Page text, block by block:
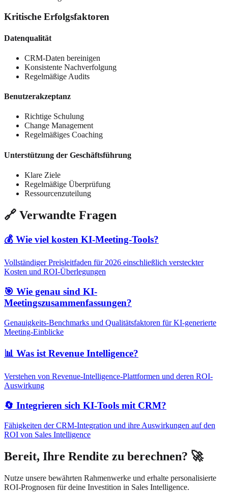
Kritische Erfolgsfaktoren
Datenqualität
CRM-Daten bereinigen
Konsistente Nachverfolgung
Regelmäßige Audits
Benutzerakzeptanz
Richtige Schulung
Change Management
Regelmäßiges Coaching
Unterstützung der Geschäftsführung
Klare Ziele
Regelmäßige Überprüfung
Ressourcenzuteilung
🔗 Verwandte Fragen
💰 Wie viel kosten KI-Meeting-Tools?
Vollständiger Preisleitfaden für 2026 einschließlich versteckter
Kosten und ROI-Überlegungen
🎯 Wie genau sind KI-
Meetingszusammenfassungen?
Genauigkeits-Benchmarks und Qualitätsfaktoren für KI-generierte
Meeting-Einblicke
📊 Was ist Revenue Intelligence?
Verstehen von Revenue-Intelligence-Plattformen und deren ROI-
Auswirkung
🔄 Integrieren sich KI-Tools mit CRM?
Fähigkeiten der CRM-Integration und ihre Auswirkungen auf den
ROI von Sales Intelligence
Bereit, Ihre Rendite zu berechnen? 🚀
Nutze unsere bewährten Rahmenwerke und erhalte personalisierte
ROI-Prognosen für deine Investition in Sales Intelligence.